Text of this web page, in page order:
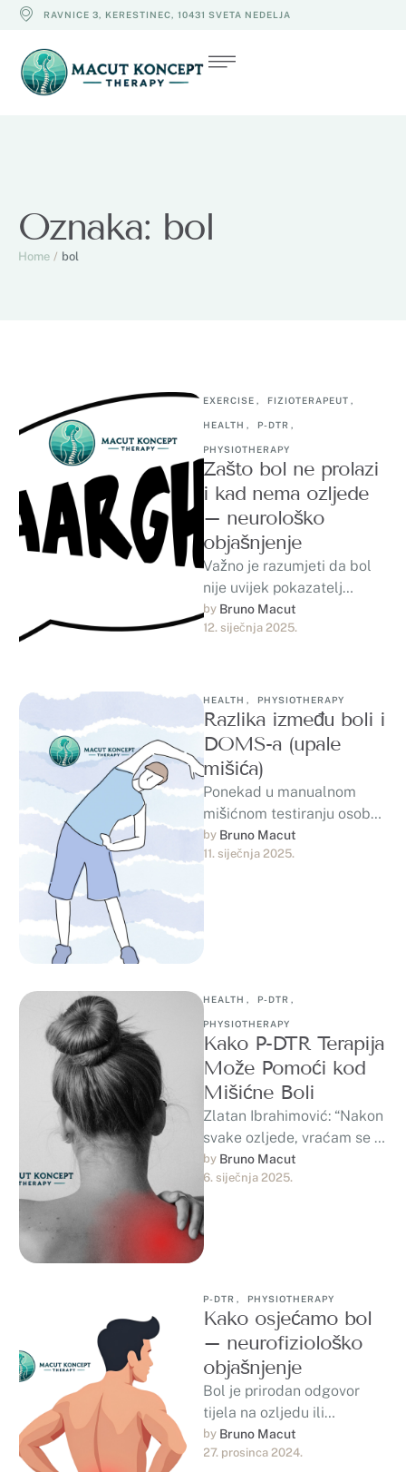
RAVNICE 3, KERESTINEC, 10431 SVETA NEDELJA
Oznaka: bol
Home / bol
EXERCISE , FIZIOTERAPEUT ,
HEALTH , P-DTR ,
PHYSIOTHERAPY
Zašto bol ne prolazi
i kad nema ozljede
– neurološko
objašnjenje
Važno je razumjeti da bol
nije uvijek pokazatelj
ozljede. U mnogim
slučajevima, bol je signal
by Bruno Macut
12. siječnja 2025.
HEALTH , PHYSIOTHERAPY
Razlika između boli i
DOMS-a (upale
mišića)
Ponekad u manualnom
mišićnom testiranju osobe
koje nisu naviknute na
fizičku aktivnost, kroz P-
dobiju …
by Bruno Macut
11. siječnja 2025.
HEALTH , P-DTR ,
PHYSIOTHERAPY
Kako P-DTR Terapija
Može Pomoći kod
Mišićne Boli
Zlatan Ibrahimović: “Nakon
svake ozljede, vraćam se s
još većom željom za igrom.
To me čini jačim.”Svi se …
by Bruno Macut
6. siječnja 2025.
P-DTR , PHYSIOTHERAPY
Kako osjećamo bol
– neurofiziološko
objašnjenje
Bol je prirodan odgovor
tijela na ozljedu ili
oštećenje tkiva. Kada dođe
do povrede, tijelo aktivira
by Bruno Macut
27. prosinca 2024.